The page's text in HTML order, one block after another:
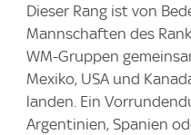
Dieser Rang ist von
Mannschaften des
WM-Gruppen
Mexiko, USA und
landen. Ein
Argentinien, Spanien